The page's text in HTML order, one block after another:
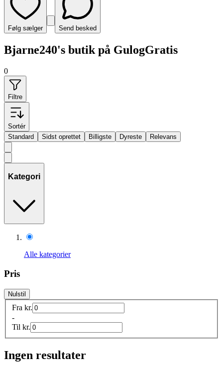
Følg sælger Send besked
Bjarne240's butik på GulogGratis
0
Filtre
Sortér
Standard
Sidst oprettet Billigste Dyreste Relevans
Kategori
Alle kategorier
Pris
Nulstil
Fra kr.
-
Til kr.
Ingen resultater